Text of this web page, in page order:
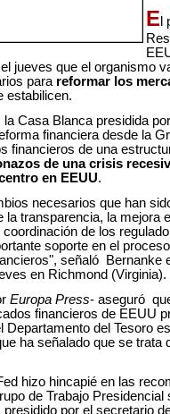
E
jueves que el organismo
para reformar los
estabilicen.
la Casa Blanca presidida
financiera desde la
financieros de una
de una crisis
en EEUU.
necesarios que han
la transparencia, la mejora
de los
soporte en el
señaló Bernanke
en Richmond (Virginia).
Europa Press- aseguró
financieros de EEUU
Departamento del Tesoro
ha señalado que se trata
hizo hincapié en las
de Trabajo Presidencial
presidido por el secretario